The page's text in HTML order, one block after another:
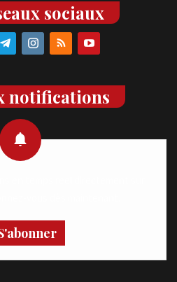
sociaux
notifications